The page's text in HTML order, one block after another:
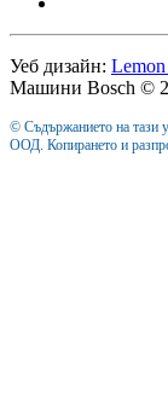
Уеб дизайн:
Машини Bosch ©
© Съдържанието на тази
ООД. Копирането и